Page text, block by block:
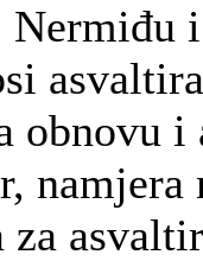
obnovu i
za